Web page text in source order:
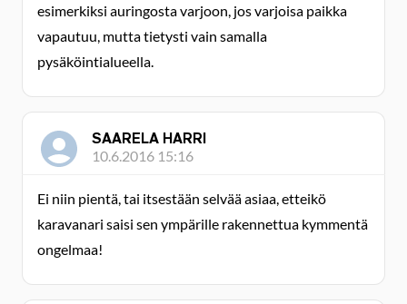
esimerkiksi auringosta varjoon, jos varjoisa paikka
vapautuu, mutta tietysti vain samalla
pysäköintialueella.
SAARELA HARRI
10.6.2016 15:16
Ei niin pientä, tai itsestään selvää asiaa, etteikö
karavanari saisi sen ympärille rakennettua kymmentä
ongelmaa!